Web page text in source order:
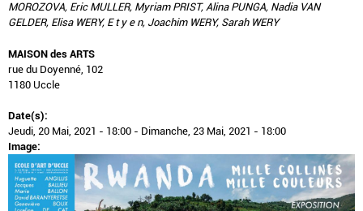
MOROZOVA, Eric MULLER, Myriam PRIST, Alina PUNGA, Nadia VAN
GELDER, Elisa WERY, E t y e n, Joachim WERY, Sarah WERY
MAISON des ARTS
rue du Doyenné, 102
1180 Uccle
Date(s):
Jeudi, 20 Mai, 2021 - 18:00 - Dimanche, 23 Mai, 2021 - 18:00
Image: